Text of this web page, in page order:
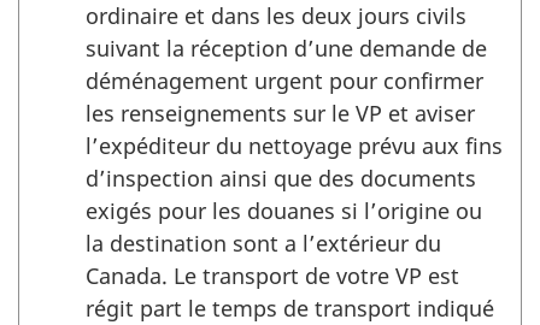
ordinaire et dans les deux jours civils
suivant la réception d’une demande de
déménagement urgent pour confirmer
les renseignements sur le VP et aviser
l’expéditeur du nettoyage prévu aux fins
d’inspection ainsi que des documents
exigés pour les douanes si l’origine ou
la destination sont a l’extérieur du
Canada. Le transport de votre VP est
régit part le temps de transport indiqué